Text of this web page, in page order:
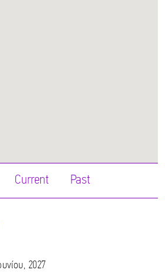
Current Past
2027